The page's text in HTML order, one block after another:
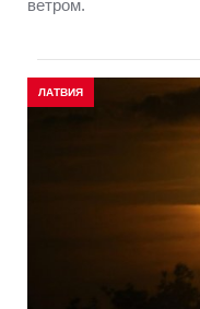
ветром.
ЛАТВИЯ